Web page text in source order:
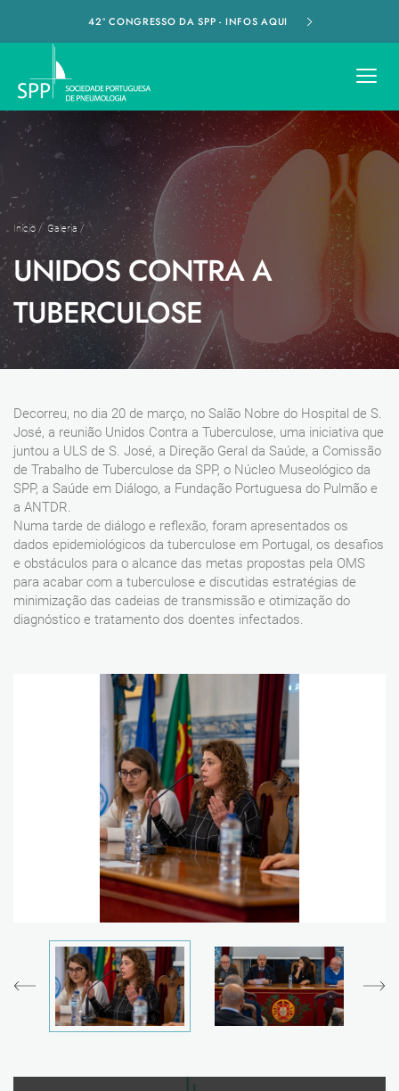
42º CONGRESSO DA SPP - INFOS AQUI
Início / Galeria /
UNIDOS CONTRA A
TUBERCULOSE
Decorreu, no dia 20 de março, no Salão Nobre do Hospital de S.
José, a reunião Unidos Contra a Tuberculose, uma iniciativa que
juntou a ULS de S. José, a Direção Geral da Saúde, a Comissão
de Trabalho de Tuberculose da SPP, o Núcleo Museológico da
SPP, a Saúde em Diálogo, a Fundação Portuguesa do Pulmão e
a ANTDR.
Numa tarde de diálogo e reflexão, foram apresentados os
dados epidemiológicos da tuberculose em Portugal, os desafios
e obstáculos para o alcance das metas propostas pela OMS
para acabar com a tuberculose e discutidas estratégias de
minimização das cadeias de transmissão e otimização do
diagnóstico e tratamento dos doentes infectados.